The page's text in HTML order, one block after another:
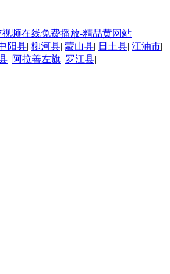
频在线免费播放-精品黄网站
阳县| 柳河县| 蒙山县| 日土县| 江油市|
| 阿拉善左旗| 罗江县|